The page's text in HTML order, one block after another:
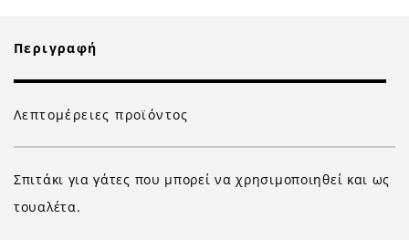
Περιγραφή
Λεπτομέρειες προϊόντος
Σπιτάκι για γάτες που μπορεί να χρησιμοποιηθεί και ως
τουαλέτα.